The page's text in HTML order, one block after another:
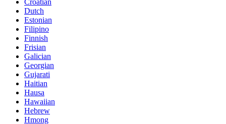
Croatian
Dutch
Estonian
Filipino
Finnish
Frisian
Galician
Georgian
Gujarati
Haitian
Hausa
Hawaiian
Hebrew
Hmong